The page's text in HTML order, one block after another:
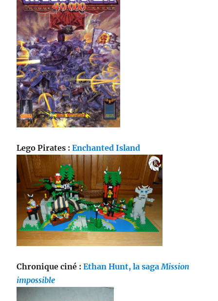
Lego Pirates :Enchanted Island
Chronique ciné :Ethan Hunt, la saga Mission
impossible